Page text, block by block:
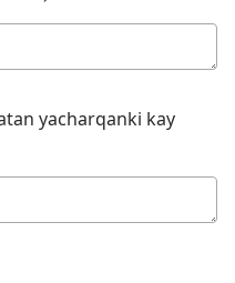
yacharqanki kay